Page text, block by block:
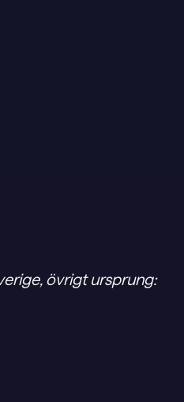
övrigt ursprung: